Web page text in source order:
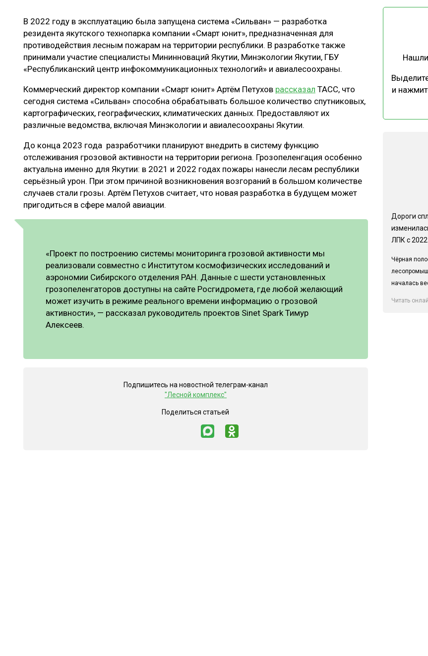
ЛОГИСТИКА
ПРОИЗВОДСТВО ДРЕВЕСНЫХ ПЛИТ
ЦБП
МЕБЕЛЬНОЕ ПРОИЗВОДСТВО
ЭКСПЕРТНОЕ МНЕНИЕ
КАЛЕНДАРЬ ВЫСТАВОК
В 2022 году в эксплуатацию была запущена система «Сильван» — разработка
резидента якутского технопарка компании «Смарт юнит», предназначенная для
противодействия лесным пожарам на территории республики. В разработке также
принимали участие специалисты Мининноваций Якутии, Минэкологии Якутии, ГБУ
«Республиканский центр инфокоммуникационных технологий» и авиалесоохраны.
Коммерческий директор компании «Смарт юнит» Артём Петухов рассказал ТАСС, что
сегодня система «Сильван» способна обрабатывать большое количество спутниковых,
картографических, географических, климатических данных. Предоставляют их
различные ведомства, включая Минэкологии и авиалесоохраны Якутии.
До конца 2023 года разработчики планируют внедрить в систему функцию
отслеживания грозовой активности на территории региона. Грозопеленгация особенно
актуальна именно для Якутии: в 2021 и 2022 годах пожары нанесли лесам республики
серьёзный урон. При этом причиной возникновения возгораний в большом количестве
случаев стали грозы. Артём Петухов считает, что новая разработка в будущем может
пригодиться в сфере малой авиации.
«Проект по построению системы мониторинга грозовой активности мы
реализовали совместно с Институтом космофизических исследований и
аэрономии Сибирского отделения РАН. Данные с шести установленных
грозопеленгаторов доступны на сайте Росгидромета, где любой желающий
может изучить в режиме реального времени информацию о грозовой
активности», — рассказал руководитель проектов Sinet Spark Тимур
Алексеев.
Подпишитесь на новостной телеграм-канал
"Лесной комплекс"
Поделиться статьей
и
Дороги
ЛПК с
Чёрная
началась
Читать